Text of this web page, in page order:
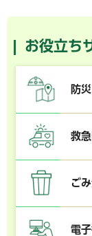
お役立ち
防
救
ご
電